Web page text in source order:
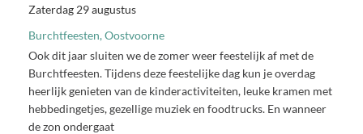
Zaterdag 29 augustus
Burchtfeesten, Oostvoorne
Ook dit jaar sluiten we de zomer weer feestelijk af met de
Burchtfeesten. Tijdens deze feestelijke dag kun je overdag
heerlijk genieten van de kinderactiviteiten, leuke kramen met
hebbedingetjes, gezellige muziek en foodtrucks. En wanneer
de zon ondergaat